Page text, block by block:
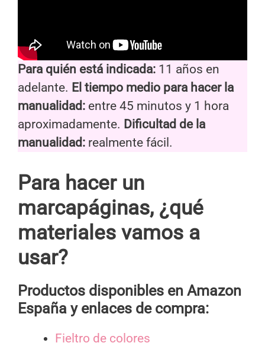
Para quién está indicada: 11 años en
adelante. El tiempo medio para hacer la
manualidad: entre 45 minutos y 1 hora
aproximadamente. Dificultad de la
manualidad: realmente fácil.
Para hacer un
marcapáginas, ¿qué
materiales vamos a
usar?
Productos disponibles en Amazon
España y enlaces de compra:
Fieltro de colores